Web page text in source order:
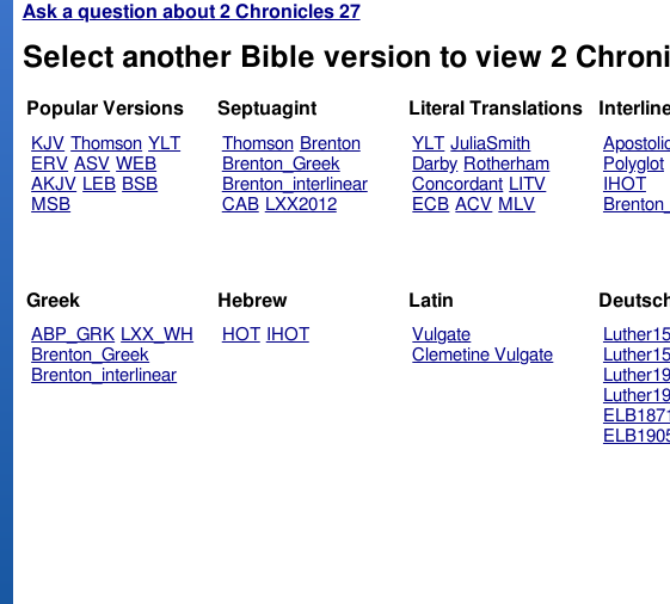
Ask a question about 2 Chronicles 27
Select another Bible version to view 2
Popular Versions
KJV Thomson YLT
ERV ASV WEB
AKJV LEB BSB
MSB
Septuagint
Thomson Brenton
Brenton_Greek
Brenton_interlinear
CAB LXX2012
Literal Translations
YLT JuliaSmith
Darby Rotherham
Concordant LITV
ECB ACV MLV
Polyglot
IHOT
Greek
ABP_GRK LXX_WH
Brenton_Greek
Brenton_interlinear
Hebrew
HOT IHOT
Latin
Vulgate
Clemetine Vulgate
ELB1871